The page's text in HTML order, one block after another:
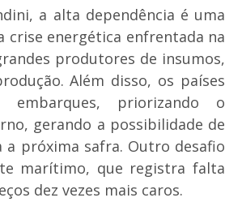
a alta dependência é uma
crise energética enfrentada na
produtores de insumos,
Além disso, os países
priorizando o
gerando a possibilidade de
próxima safra. Outro desafio
marítimo, que registra falta
dez vezes mais caros.